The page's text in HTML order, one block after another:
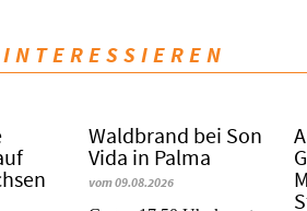
Waldbrand bei Son
Vida in Palma
vom 09.08.2026